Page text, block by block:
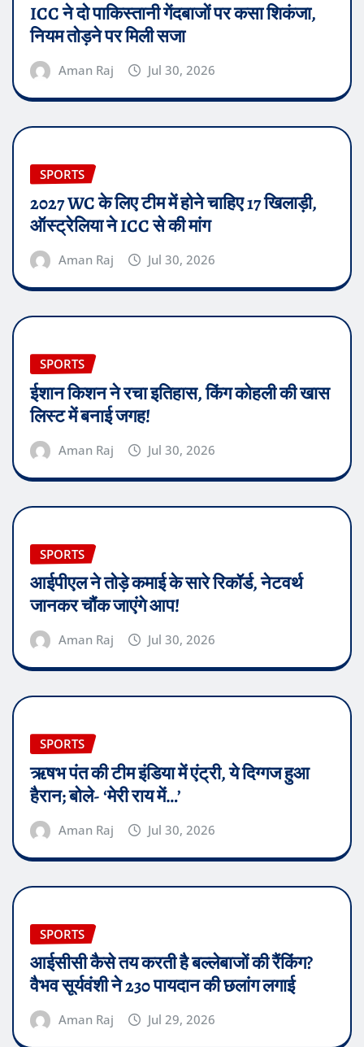
ICC ने दो पाकिस्तानी गेंदबाजों पर कसा शिकंजा,
नियम तोड़ने पर मिली सजा
Aman Raj Jul 30, 2026
SPORTS
2027 WC के लिए टीम में होने चाहिए 17 खिलाड़ी,
ऑस्ट्रेलिया ने ICC से की मांग
Aman Raj Jul 30, 2026
SPORTS
ईशान किशन ने रचा इतिहास, किंग कोहली की खास
लिस्ट में बनाई जगह!
Aman Raj Jul 30, 2026
SPORTS
आईपीएल ने तोड़े कमाई के सारे रिकॉर्ड, नेटवर्थ
जानकर चौंक जाएंगे आप!
Aman Raj Jul 30, 2026
SPORTS
ऋषभ पंत की टीम इंडिया में एंट्री, ये दिग्गज हुआ
हैरान; बोले- ‘मेरी राय में…’
Aman Raj Jul 30, 2026
SPORTS
आईसीसी कैसे तय करती है बल्लेबाजों की रैंकिंग?
वैभव सूर्यवंशी ने 230 पायदान की छलांग लगाई
Aman Raj Jul 29, 2026